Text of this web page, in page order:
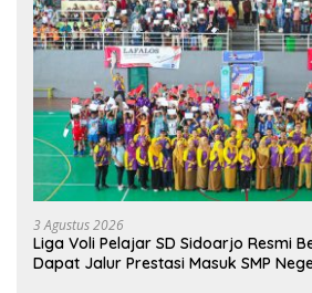
3 Agustus 2026
Liga Voli Pelajar SD Sidoarjo Resmi
Dapat Jalur Prestasi Masuk SMP